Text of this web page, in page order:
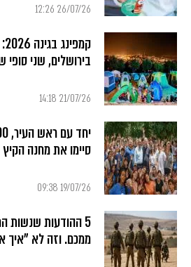
26/07/26 12:26
בירושלים, שני סופי
21/07/26 14:18
סיימו את מחנה
19/07/26 09:38
5 ההודעות שנשות
ממכם. וזה לא "איך